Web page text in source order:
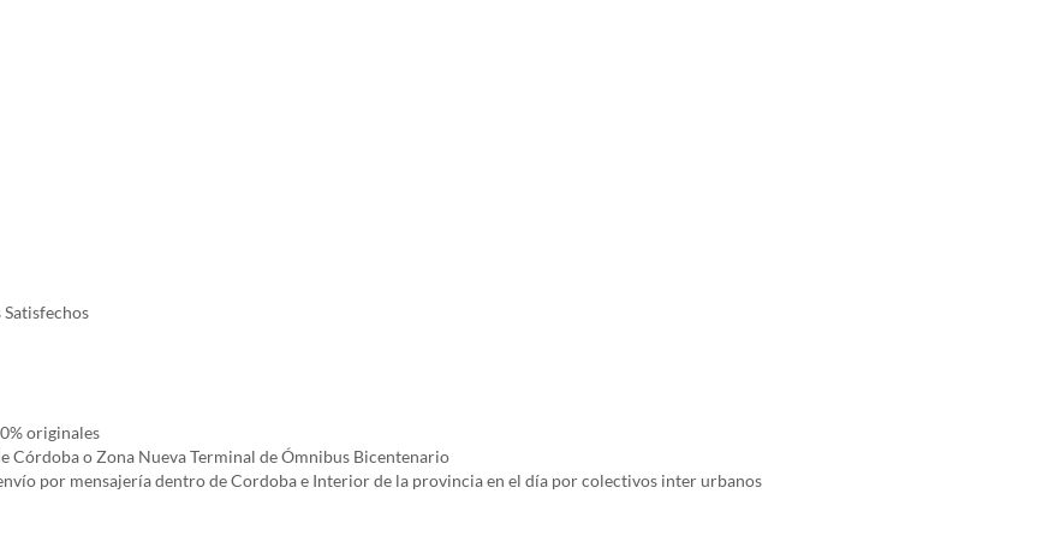
originales
Córdoba o Zona Nueva Terminal de Ómnibus Bicentenario
por mensajería dentro de Cordoba e Interior de la provincia en el día por colectivos inter urbanos